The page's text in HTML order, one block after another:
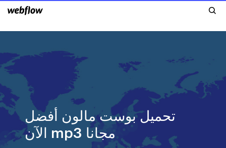
تحميل بوست مالون أفضل
الآن mp3 مجانا